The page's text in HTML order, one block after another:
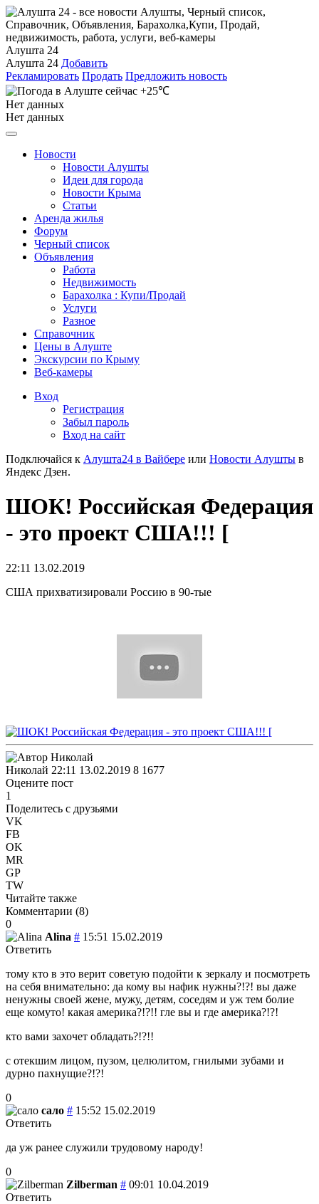
Алушта 24
Алушта 24 Добавить
Рекламировать Продать Предложить новость
+25℃
Нет данных
Нет данных
Новости
Новости Алушты
Идеи для города
Новости Крыма
Статьи
Аренда жилья
Форум
Черный список
Объявления
Работа
Недвижимость
Барахолка : Купи/Продай
Услуги
Разное
Справочник
Цены в Алуште
Экскурсии по Крыму
Веб-камеры
Вход
Регистрация
Забыл пароль
Вход на сайт
Подключайся к Алушта24 в Вайбере или Новости Алушты в
Яндекс Дзен.
ШОК! Российская Федерация
- это проект США!!! [
22:11 13.02.2019
США прихватизировали Россию в 90-тые
Николай 22:11 13.02.2019 8 1677
Оцените пост
1
Поделитесь с друзьями
VK
FB
OK
MR
GP
TW
Читайте также
Комментарии (8)
0
Alina # 15:51 15.02.2019
Ответить
тому кто в это верит советую подойти к зеркалу и посмотреть
на себя внимательно: да кому вы нафик нужны?!?! вы даже
ненужны своей жене, мужу, детям, соседям и уж тем болие
еще комуто! какая америка?!?!! гле вы и где америка?!?!
кто вами захочет обладать?!?!!
с отекшим лицом, пузом, целюлитом, гнилыми зубами и
дурно пахнущие?!?!
0
сало # 15:52 15.02.2019
Ответить
да уж ранее служили трудовому народу!
0
Zilberman # 09:01 10.04.2019
Ответить